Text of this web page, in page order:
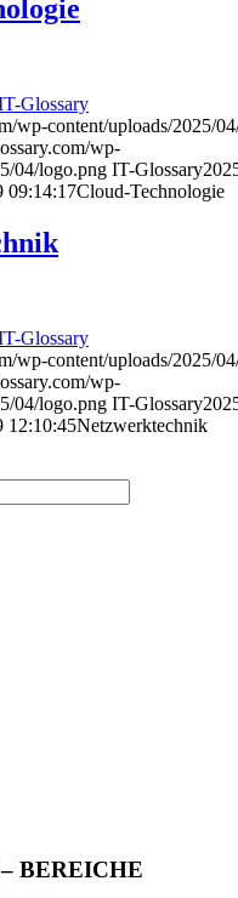
Glossary
wp-content/uploads/2025/
wp-
04/logo.png IT-Glossary
09:14:17Cloud-Technologie
Glossary
wp-content/uploads/2025/
wp-
04/logo.png IT-Glossary
12:10:45Netzwerktechnik
BEREICHE